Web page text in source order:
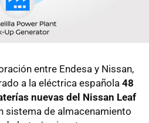
entre Endesa y Nissan,
a la eléctrica española 48
nuevas del Nissan Leaf
sistema de almacenamiento